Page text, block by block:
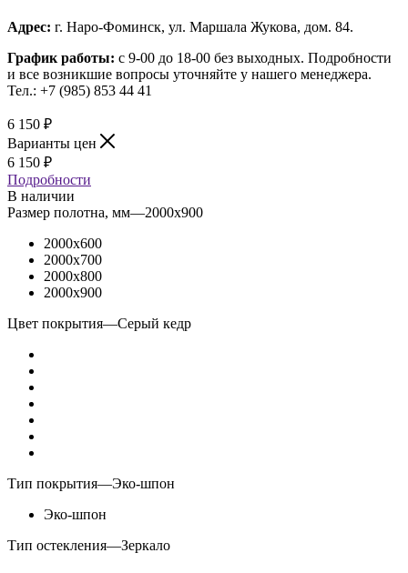
Адрес: г. Наро-Фоминск, ул. Маршала Жукова, дом. 84.
График работы: с 9-00 до 18-00 без выходных. Подробности
и все возникшие вопросы уточняйте у нашего менеджера.
Тел.: +7 (985) 853 44 41
6 150 ₽
Варианты цен
6 150 ₽
Подробности
В наличии
Размер полотна, мм—2000x900
2000x600
2000x700
2000x800
2000x900
Цвет покрытия—Серый кедр
Тип покрытия—Эко-шпон
Эко-шпон
Тип остекления—Зеркало